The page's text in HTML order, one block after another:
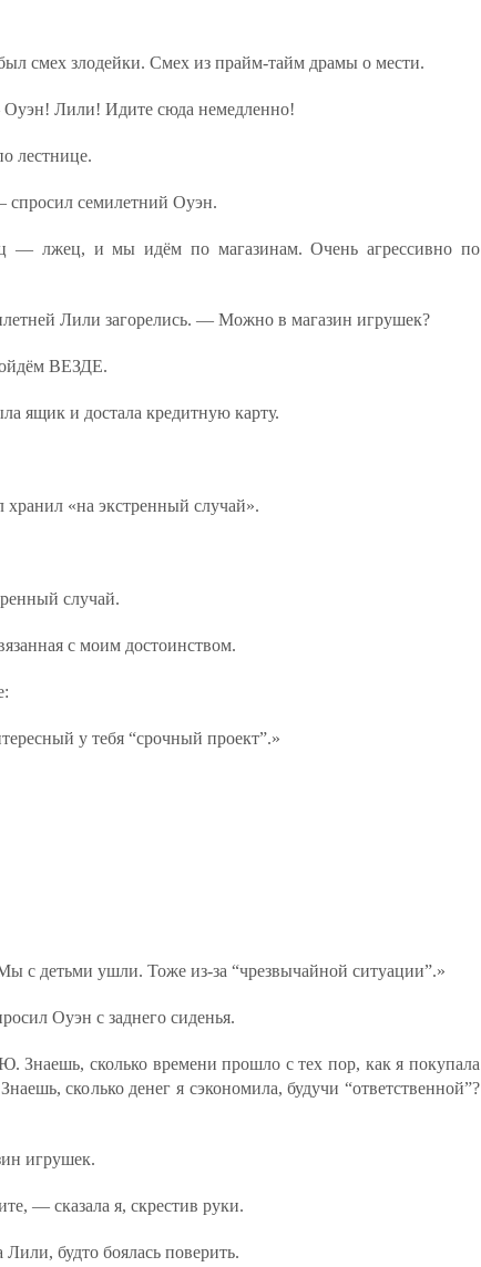
смех злодейки. Смех из прайм-тайм драмы о мести.
Лили! Идите сюда немедленно!
лестнице.
семилетний Оуэн.
— лжец, и мы идём по магазинам. Очень агрессивно по
Лили загорелись. — Можно в магазин игрушек?
ВЕЗДЕ.
ящик и достала кредитную карту.
«на экстренный случай».
случай.
с моим достоинством.
у тебя “срочный проект”.»
с детьми ушли. Тоже из-за “чрезвычайной ситуации”.»
Оуэн с заднего сиденья.
сколько времени прошло с тех пор, как я покупала
сколько денег я сэкономила, будучи “ответственной”?
игрушек.
— сказала я, скрестив руки.
будто боялась поверить.